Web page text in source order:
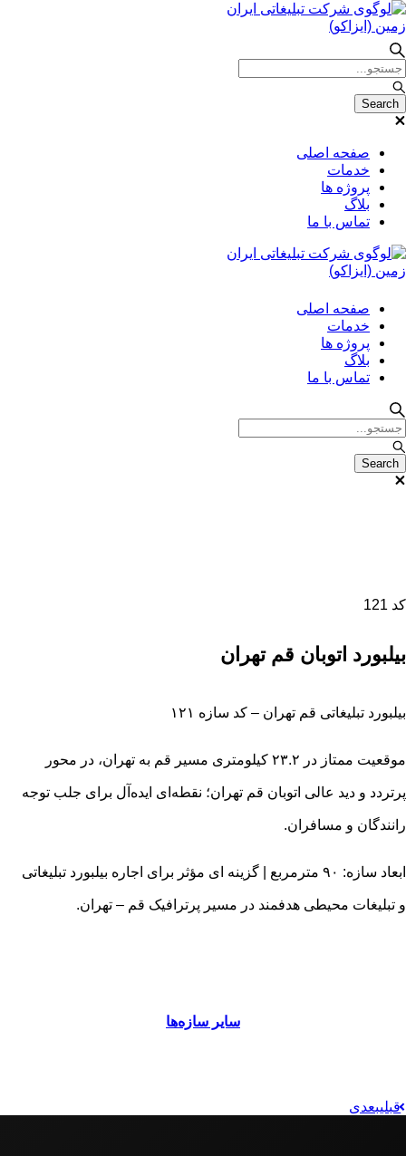
صفحه اصلی
خدمات
پروژه ها
بلاگ
تماس با ما
صفحه اصلی
خدمات
پروژه ها
بلاگ
تماس با ما
کد 121
بیلبورد اتوبان قم تهران
بیلبورد تبلیغاتی قم تهران – کد سازه ۱۲۱
موقعیت ممتاز در ۲۳.۲ کیلومتری مسیر قم به تهران، در محور
پرتردد و دید عالی اتوبان قم تهران؛ نقطه‌ای ایده‌آل برای جلب توجه
رانندگان و مسافران.
ابعاد سازه: ۹۰ مترمربع | گزینه‌ ای مؤثر برای اجاره بیلبورد تبلیغاتی
و تبلیغات محیطی هدفمند در مسیر پرترافیک قم – تهران.
سایر سازه‌ها
قبلیبعدی